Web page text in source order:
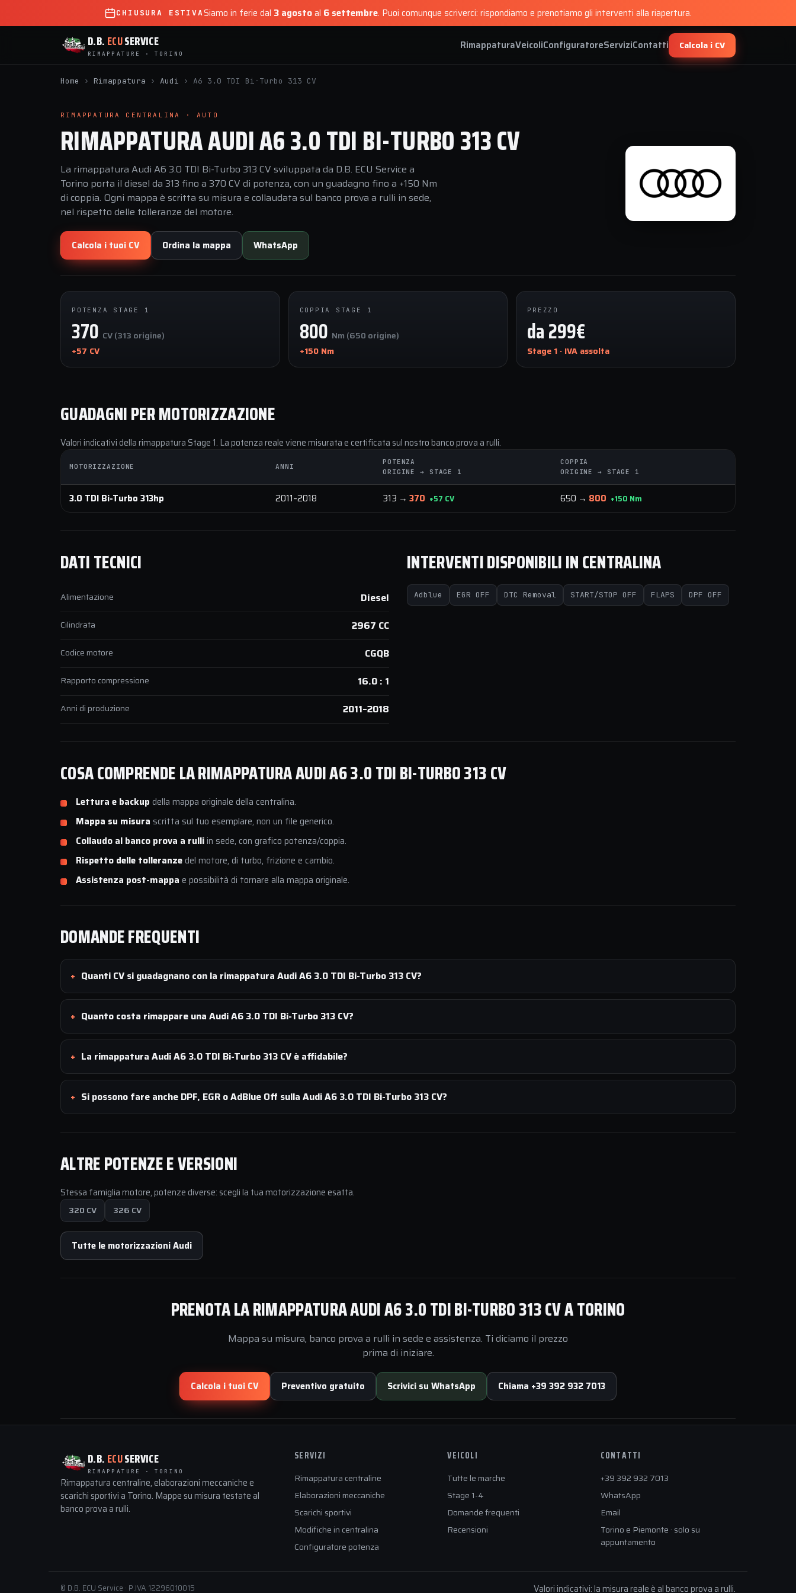
CHIUSURA ESTIVASiamo in ferie dal 3 agostoal 6 settembre. Puoi comunque scriverci: rispondiamo e prenotiamo gli interventi alla riapertura.
D.B. ECUSERVICE
RIMAPPATURE · TORINO
RimappaturaVeicoliConfiguratoreServiziContatti Calcola i CV
Home › Rimappatura › Audi › A6 3.0 TDI Bi-Turbo 313 CV
RIMAPPATURA CENTRALINA · AUTO
RIMAPPATURA AUDI A6 3.0 TDI BI-TURBO 313 CV
La rimappatura Audi A6 3.0 TDI Bi-Turbo 313 CV sviluppata da D.B. ECU Service a
Torino porta il diesel da 313 fino a 370 CV di potenza, con un guadagno fino a +150 Nm
di coppia. Ogni mappa è scritta su misura e collaudata sul banco prova a rulli in sede,
nel rispetto delle tolleranze del motore.
Calcola i tuoi CV Ordina la mappa WhatsApp
POTENZA STAGE 1
370 CV (313 origine)
+57 CV
COPPIA STAGE 1
800 Nm (650 origine)
+150 Nm
PREZZO
da 299€
Stage 1 · IVA assolta
GUADAGNI PER MOTORIZZAZIONE
Valori indicativi della rimappatura Stage 1. La potenza reale viene misurata e certificata sul nostro banco prova a rulli.
MOTORIZZAZIONE ANNI
POTENZA
ORIGINE → STAGE 1
COPPIA
ORIGINE → STAGE 1
3.0 TDI Bi-Turbo 313hp 2011–2018 313 → 370 +57 CV 650 → 800 +150 Nm
DATI TECNICI
Alimentazione Diesel
Cilindrata 2967 CC
Codice motore CGQB
Rapporto compressione 16.0 : 1
Anni di produzione 2011–2018
INTERVENTI DISPONIBILI IN CENTRALINA
Adblue EGR OFF DTC Removal START/STOP OFF FLAPS DPF OFF
COSA COMPRENDE LA RIMAPPATURA AUDI A6 3.0 TDI BI-TURBO 313 CV
Lettura e backup della mappa originale della centralina.
Mappa su misura scritta sul tuo esemplare, non un file generico.
Collaudo al banco prova a rulliin sede, con grafico potenza/coppia.
Rispetto delle tolleranzedel motore, di turbo, frizione e cambio.
Assistenza post-mappa e possibilità di tornare alla mappa originale.
DOMANDE FREQUENTI
Quanti CV si guadagnano con la rimappatura Audi A6 3.0 TDI Bi-Turbo 313 CV?
Quanto costa rimappare una Audi A6 3.0 TDI Bi-Turbo 313 CV?
La rimappatura Audi A6 3.0 TDI Bi-Turbo 313 CV è affidabile?
Si possono fare anche DPF, EGR o AdBlue Off sulla Audi A6 3.0 TDI Bi-Turbo 313 CV?
ALTRE POTENZE E VERSIONI
Stessa famiglia motore, potenze diverse: scegli la tua motorizzazione esatta.
320 CV
326 CV
Tutte le motorizzazioni Audi
PRENOTA LA RIMAPPATURA AUDI A6 3.0 TDI BI-TURBO 313 CV A TORINO
Mappa su misura, banco prova a rulli in sede e assistenza. Ti diciamo il prezzo
prima di iniziare.
Calcola i tuoi CV Preventivo gratuito Scrivici su WhatsApp Chiama +39 392 932 7013
D.B. ECUSERVICE
RIMAPPATURE · TORINO
Rimappatura centraline, elaborazioni meccaniche e
scarichi sportivi a Torino. Mappe su misura testate al
banco prova a rulli.
SERVIZI
Rimappatura centraline
Elaborazioni meccaniche
Scarichi sportivi
Modifiche in centralina
Configuratore potenza
VEICOLI
Tutte le marche
Stage 1-4
Domande frequenti
Recensioni
CONTATTI
+39 392 932 7013
WhatsApp
Email
Torino e Piemonte · solo su
appuntamento
© D.B. ECU Service · P.IVA 12296010015 Valori indicativi: la misura reale è al banco prova a rulli.